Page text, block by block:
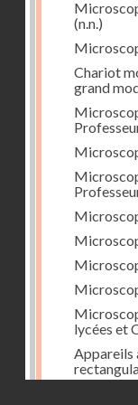
(n.n.)
Chariot
grand
lycées et
Appareils